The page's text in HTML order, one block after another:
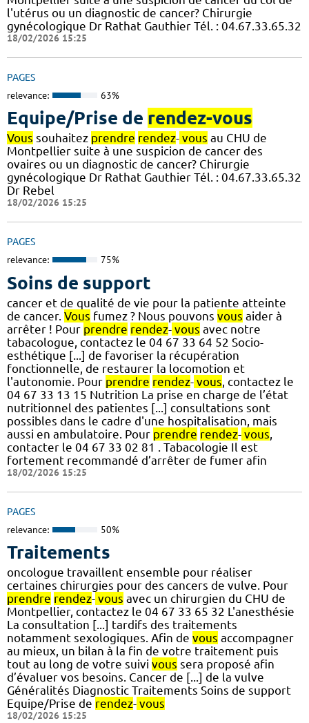
l'utérus ou un diagnostic de cancer? Chirurgie
gynécologique Dr Rathat Gauthier Tél. : 04.67.33.65.32
18/02/2026 15:25
PAGES
relevance: 63%
Equipe/Prise de rendez-vous
Vous souhaitez prendre rendez- vous au CHU de
Montpellier suite à une suspicion de cancer des
ovaires ou un diagnostic de cancer? Chirurgie
gynécologique Dr Rathat Gauthier Tél. : 04.67.33.65.32
Dr Rebel
18/02/2026 15:25
PAGES
relevance: 75%
Soins de support
cancer et de qualité de vie pour la patiente atteinte
de cancer. Vous fumez ? Nous pouvons vous aider à
arrêter ! Pour prendre rendez- vous avec notre
tabacologue, contactez le 04 67 33 64 52 Socio-
esthétique [...] de favoriser la récupération
fonctionnelle, de restaurer la locomotion et
l'autonomie. Pour prendre rendez- vous , contactez le
04 67 33 13 15 Nutrition La prise en charge de l’état
nutritionnel des patientes [...] consultations sont
possibles dans le cadre d'une hospitalisation, mais
aussi en ambulatoire. Pour prendre rendez- vous
contacter le 04 67 33 02 81 . Tabacologie Il est
fortement recommandé d’arrêter de fumer afin
18/02/2026 15:25
PAGES
relevance: 50%
Traitements
oncologue travaillent ensemble pour réaliser
certaines chirurgies pour des cancers de vulve. Pour
prendre rendez- vous avec un chirurgien du CHU de
Montpellier, contactez le 04 67 33 65 32 L'anesthésie
La consultation [...] tardifs des traitements
notamment sexologiques. Afin de vous accompagner
au mieux, un bilan à la fin de votre traitement puis
tout au long de votre suivi vous sera proposé afin
d’évaluer vos besoins. Cancer de [...] de la vulve
Généralités Diagnostic Traitements Soins de support
Equipe/Prise de rendez- vous
18/02/2026 15:25